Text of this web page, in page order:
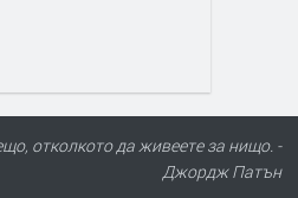
отколкото да живеете за нищо. -
Джордж Патън